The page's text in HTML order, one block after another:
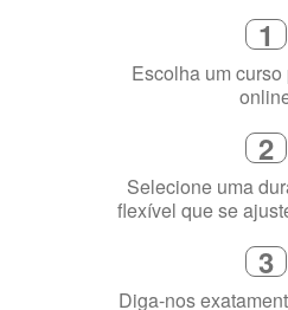
Escolha um curso
Selecione uma
flexível que se
Diga-nos
precisa